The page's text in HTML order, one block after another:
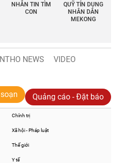
NHẮN TIN TÌM
CON
QUỸ TÍN DỤNG
NHÂN DÂN
MEKONG
NEWS
VIDEO
Quảng cáo - Đặt báo
Chính trị
Xã hội - Pháp luật
Thế giới
Y tế